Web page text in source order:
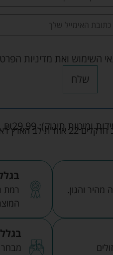
השימוש ואת מדיניות
שלח
ומיטות תינוק): ₪29.99 הארץ ראש העין
מהיר והגון.
רמת
בגלל
מבחר